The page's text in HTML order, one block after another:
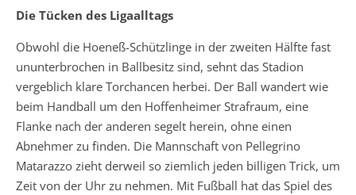
Die Tücken des Ligaalltags
Obwohl die Hoeneß-Schützlinge in der zweiten Hälfte fast
ununterbrochen in Ballbesitz sind, sehnt das Stadion
vergeblich klare Torchancen herbei. Der Ball wandert wie
beim Handball um den Hoffenheimer Strafraum, eine
Flanke nach der anderen segelt herein, ohne einen
Abnehmer zu finden. Die Mannschaft von Pellegrino
Matarazzo zieht derweil so ziemlich jeden billigen Trick, um
Zeit von der Uhr zu nehmen. Mit Fußball hat das Spiel des